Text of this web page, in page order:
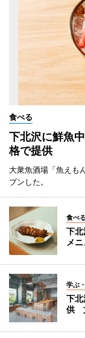
食べる
下北沢に鮮魚
格で提供
大衆魚酒場「魚えも
プンした。
食べる
下
メ
学ぶ
下
供